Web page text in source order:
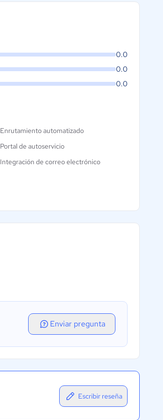
0.0
0.0
0.0
Enrutamiento automatizado
Portal de autoservicio
Integración de correo electrónico
Enviar pregunta
Escribir reseña